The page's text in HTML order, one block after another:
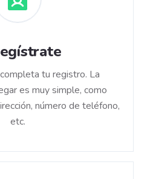
tu registro. La
es muy simple, como
número de teléfono,
etc.